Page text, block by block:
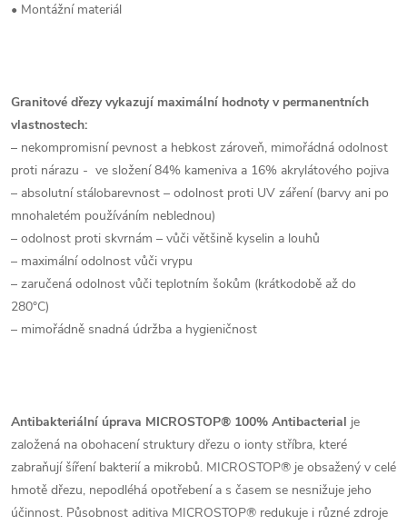
• Montážní materiál
Granitové dřezy vykazují maximální hodnoty v permanentních
vlastnostech:
– nekompromisní pevnost a hebkost zároveň, mimořádná odolnost
proti nárazu - ve složení 84% kameniva a 16% akrylátového pojiva
– absolutní stálobarevnost – odolnost proti UV záření (barvy ani po
mnohaletém používáním neblednou)
– odolnost proti skvrnám – vůči většině kyselin a louhů
– maximální odolnost vůči vrypu
– zaručená odolnost vůči teplotním šokům (krátkodobě až do
280°C)
– mimořádně snadná údržba a hygieničnost
Antibakteriální úprava MICROSTOP® 100% Antibacterial je
založená na obohacení struktury dřezu o ionty stříbra, které
zabraňují šíření bakterií a mikrobů. MICROSTOP® je obsažený v celé
hmotě dřezu, nepodléhá opotřebení a s časem se nesnižuje jeho
účinnost. Působnost aditiva MICROSTOP® redukuje i různé zdroje